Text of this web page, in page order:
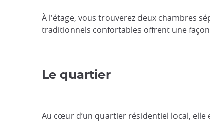
À l'étage, vous trouverez deux chambres
traditionnels confortables offrent une
Le quartier
Au cœur d’un quartier résidentiel local,